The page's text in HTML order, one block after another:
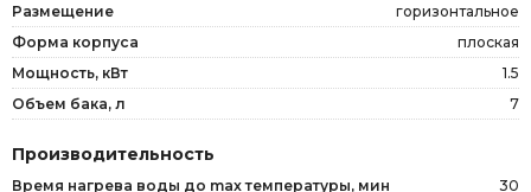
Размещение
горизонтальное
Форма корпуса
плоская
Мощность, кВт
1.5
Объем бака, л
7
Производительность
Время нагрева воды до max температуры, мин 30